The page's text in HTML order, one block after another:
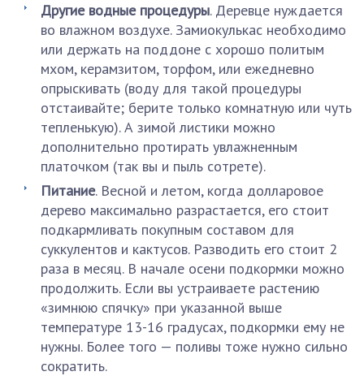
Другие водные процедуры. Деревце нуждается
во влажном воздухе. Замиокулькас необходимо
или держать на поддоне с хорошо политым
мхом, керамзитом, торфом, или ежедневно
опрыскивать (воду для такой процедуры
отстаивайте; берите только комнатную или чуть
тепленькую). А зимой листики можно
дополнительно протирать увлажненным
платочком (так вы и пыль сотрете).
Питание. Весной и летом, когда долларовое
дерево максимально разрастается, его стоит
подкармливать покупным составом для
суккулентов и кактусов. Разводить его стоит 2
раза в месяц. В начале осени подкормки можно
продолжить. Если вы устраиваете растению
«зимнюю спячку» при указанной выше
температуре 13-16 градусах, подкормки ему не
нужны. Более того — поливы тоже нужно сильно
сократить.